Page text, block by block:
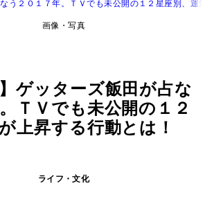
う２０１７年。ＴＶでも未公開の１２星座別、運
画像・写真
ゲッターズ飯田が占な
ＴＶでも未公開の１２
上昇する行動とは！
ライフ・文化